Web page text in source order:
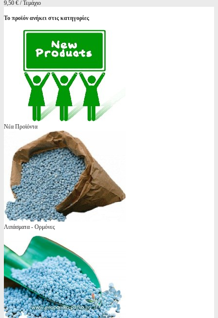
9,50 € / Τεμάχιο
Το προϊόν ανήκει στις κατηγορίες
Νέα Προϊόντα
Λιπάσματα - Ορμόνες